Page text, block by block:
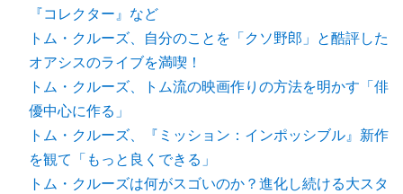
『コレクター』など
トム・クルーズ、自分のことを「クソ野郎」と酷評した
オアシスのライブを満喫！
トム・クルーズ、トム流の映画作りの方法を明かす「俳
優中心に作る」
トム・クルーズ、『ミッション：インポッシブル』新作
を観て「もっと良くできる」
トム・クルーズは何がスゴいのか？進化し続ける大スタ